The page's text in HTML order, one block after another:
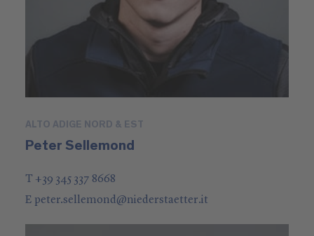
ALTO ADIGE NORD & EST
Peter Sellemond
T +39 345 337 8668
E peter.sellemond@niederstaetter.it